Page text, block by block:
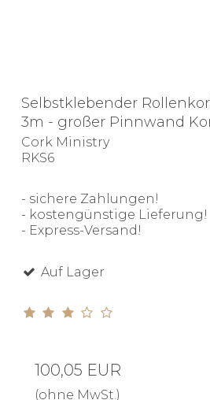
Selbstklebender
3m - großer Pinnwand
Cork Ministry
RKS6
- sichere Zahlungen!
- kostengünstige Lieferung!
- Express-Versand!
Auf Lager
100,05 EUR
(ohne MwSt.)